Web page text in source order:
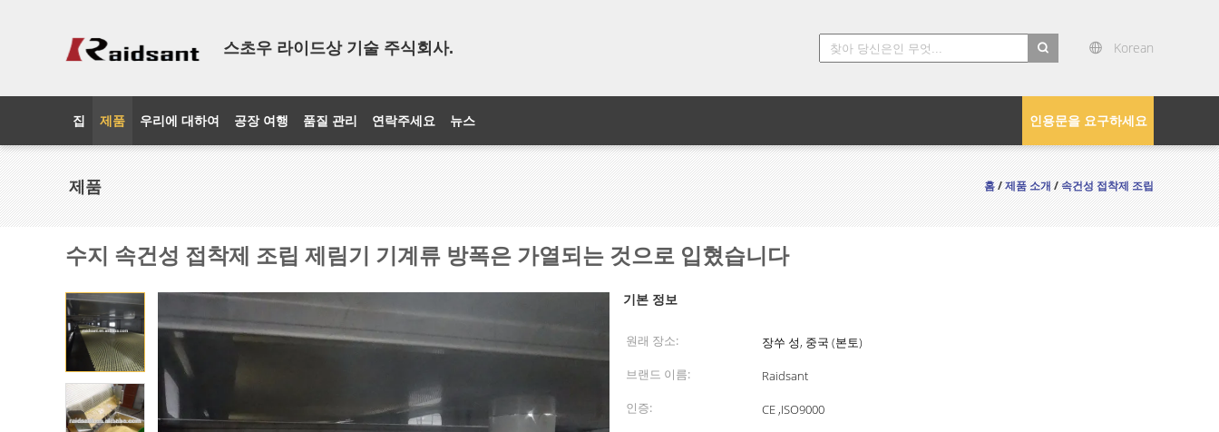
스초우 라이드상 기술 주식회사. Korean
인용문을 요구하세요
집 제품 우리에 대하여 공장 여행 품질 관리 연락주세요 뉴스
제품 홈/제품 소개/속건성 접착제 조립
수지 속건성 접착제 조립 제림기 기계류 방폭은 가열되는 것으로 입혔습니다
기본 정보
원래 장소:
장쑤 성, 중국 (본토)
브랜드 이름:
Raidsant
인증:
CE ,ISO9000